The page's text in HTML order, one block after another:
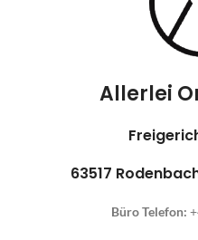
Allerlei
63517
Büro Telefon: